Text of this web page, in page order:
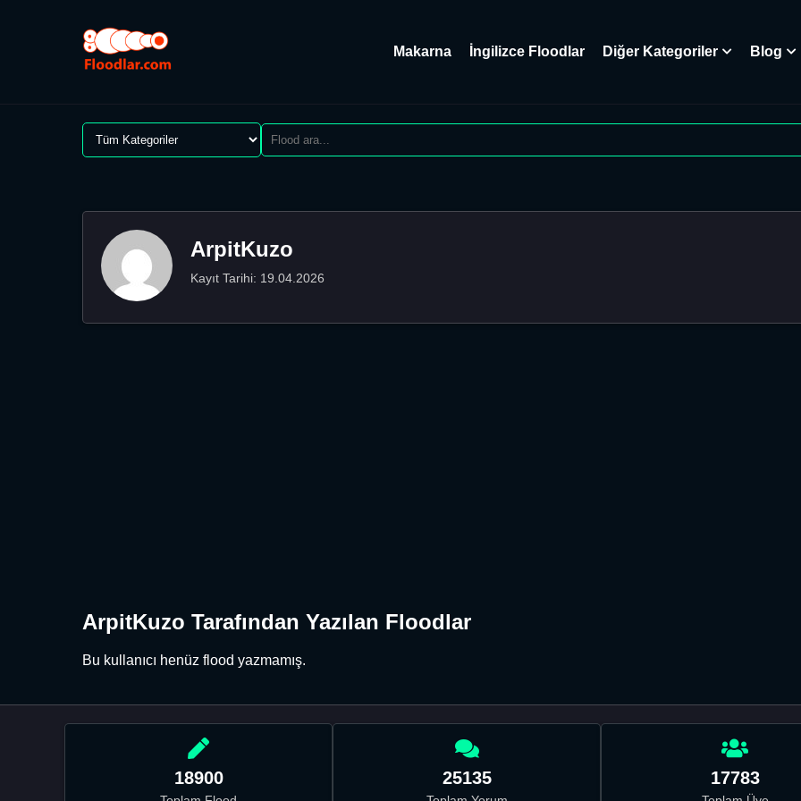
Makarna İngilizce Floodlar Diğer Kategoriler Blog
ArpitKuzo
Kayıt Tarihi: 19.04.2026
ArpitKuzo Tarafından Yazılan Floodlar
Bu kullanıcı henüz flood yazmamış.
18900 25135 17783